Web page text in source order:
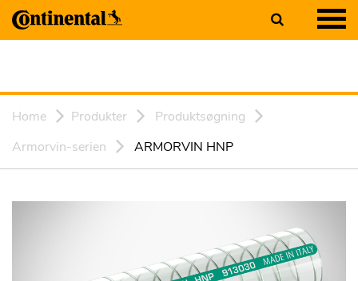
Home Produkter
Produktsøgning
Armorvin-serien
ARMORVIN HNP